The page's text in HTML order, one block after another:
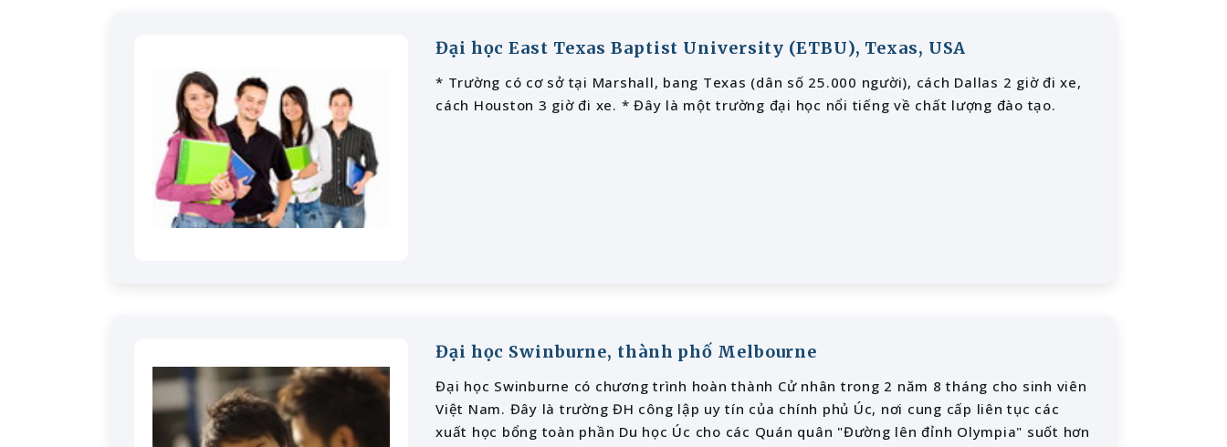
Đại học East Texas Baptist University (ETBU), Texas, USA
* Trường có cơ sở tại Marshall, bang Texas (dân số 25.000 người), cách Dallas 2 giờ đi xe,
cách Houston 3 giờ đi xe. * Đây là một trường đại học nổi tiếng về chất lượng đào tạo.
Đại học Swinburne, thành phố Melbourne
Đại học Swinburne có chương trình hoàn thành Cử nhân trong 2 năm 8 tháng cho sinh viên
Việt Nam. Đây là trường ĐH công lập uy tín của chính phủ Úc, nơi cung cấp liên tục các
xuất học bổng toàn phần Du học Úc cho các Quán quân "Đường lên đỉnh Olympia" suốt hơn